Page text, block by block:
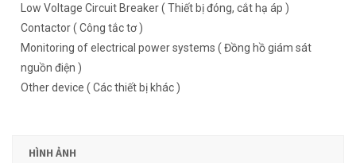
Low Voltage Circuit Breaker ( Thiết bị đóng, cắt hạ áp )
Contactor ( Công tắc tơ )
Monitoring of electrical power systems ( Đồng hồ giám sát
nguồn điện )
Other device ( Các thiết bị khác )
HÌNH ẢNH